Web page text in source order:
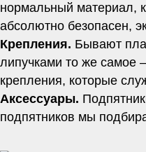
нормальный материал,
абсолютно безопасен,
Крепления. Бывают
липучками то же самое
крепления, которые
Аксессуары.
подпятников мы